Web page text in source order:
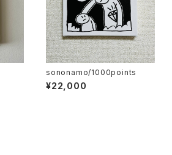
sononamo/1000points
¥22,000